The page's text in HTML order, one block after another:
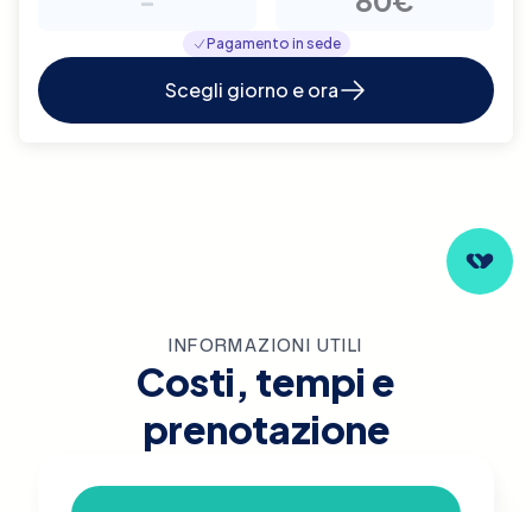
Pagamento in sede
Scegli giorno e ora
INFORMAZIONI UTILI
Costi, tempi e
prenotazione